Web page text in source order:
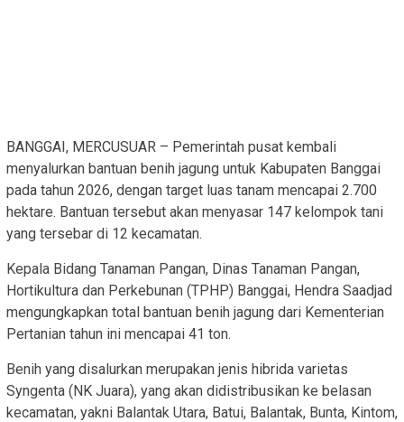
BANGGAI, MERCUSUAR – Pemerintah pusat kembali
menyalurkan bantuan benih jagung untuk Kabupaten Banggai
pada tahun 2026, dengan target luas tanam mencapai 2.700
hektare. Bantuan tersebut akan menyasar 147 kelompok tani
yang tersebar di 12 kecamatan.
Kepala Bidang Tanaman Pangan, Dinas Tanaman Pangan,
Hortikultura dan Perkebunan (TPHP) Banggai, Hendra Saadjad
mengungkapkan total bantuan benih jagung dari Kementerian
Pertanian tahun ini mencapai 41 ton.
Benih yang disalurkan merupakan jenis hibrida varietas
Syngenta (NK Juara), yang akan didistribusikan ke belasan
kecamatan, yakni Balantak Utara, Batui, Balantak, Bunta, Kintom,